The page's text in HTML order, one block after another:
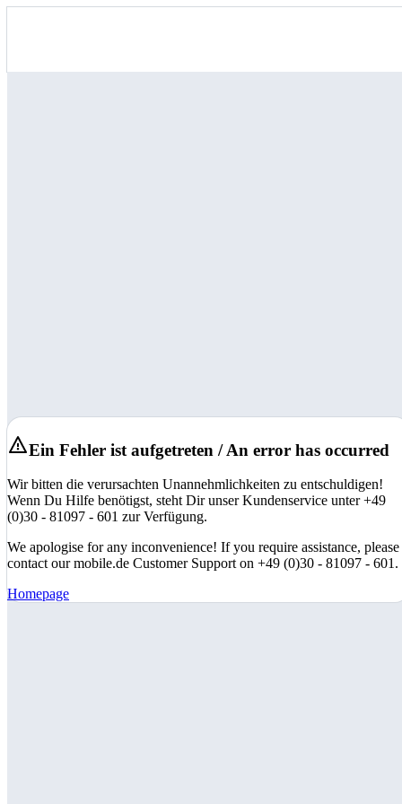
Ein Fehler ist aufgetreten / An error has occurred
Wir bitten die verursachten Unannehmlichkeiten zu entschuldigen!
Wenn Du Hilfe benötigst, steht Dir unser Kundenservice unter +49
(0)30 - 81097 - 601 zur Verfügung.
We apologise for any inconvenience! If you require assistance, please
contact our mobile.de Customer Support on +49 (0)30 - 81097 - 601.
Homepage